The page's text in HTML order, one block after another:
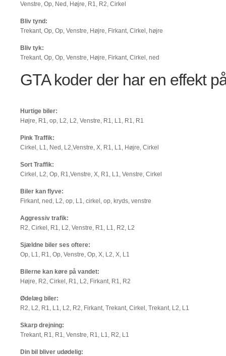
Venstre, Op, Ned, Højre, R1, R2, Cirkel
Bliv tynd:
Trekant, Op, Op, Venstre, Højre, Firkant, Cirkel, højre
Bliv tyk:
Trekant, Op, Op, Venstre, Højre, Firkant, Cirkel, ned
GTA koder der har en effekt
Hurtige biler:
Højre, R1, op, L2, L2, Venstre, R1, L1, R1, R1
Pink Traffik:
Cirkel, L1, Ned, L2,Venstre, X, R1, L1, Højre, Cirkel
Sort Traffik:
Cirkel, L2, Op, R1,Venstre, X, R1, L1, Venstre, Cirkel
Biler kan flyve:
Firkant, ned, L2, op, L1, cirkel, op, kryds, venstre
Aggressiv trafik:
R2, Cirkel, R1, L2, Venstre, R1, L1, R2, L2
Sjældne biler ses oftere:
Op, L1, R1, Op, Venstre, Op, X, L2, X, L1
Bilerne kan køre på vandet:
Højre, R2, Cirkel, R1, L2, Firkant, R1, R2
Ødelæg biler:
R2, L2, R1, L1, L2, R2, Firkant, Trekant, Cirkel, Trekant, L2, L1
Skarp drejning:
Trekant, R1, R1, Venstre, R1, L1, R2, L1
Din bil bliver udødelig: